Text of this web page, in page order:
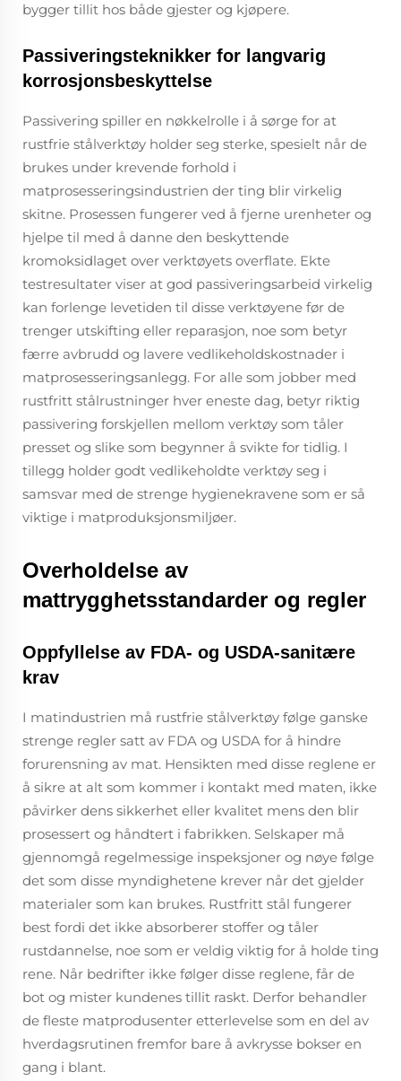
bygger tillit hos både gjester og kjøpere.
Passiveringsteknikker for langvarig
korrosjonsbeskyttelse
Passivering spiller en nøkkelrolle i å sørge for at
rustfrie stålverktøy holder seg sterke, spesielt når de
brukes under krevende forhold i
matprosesseringsindustrien der ting blir virkelig
skitne. Prosessen fungerer ved å fjerne urenheter og
hjelpe til med å danne den beskyttende
kromoksidlaget over verktøyets overflate. Ekte
testresultater viser at god passiveringsarbeid virkelig
kan forlenge levetiden til disse verktøyene før de
trenger utskifting eller reparasjon, noe som betyr
færre avbrudd og lavere vedlikeholdskostnader i
matprosesseringsanlegg. For alle som jobber med
rustfritt stålrustninger hver eneste dag, betyr riktig
passivering forskjellen mellom verktøy som tåler
presset og slike som begynner å svikte for tidlig. I
tillegg holder godt vedlikeholdte verktøy seg i
samsvar med de strenge hygienekravene som er så
viktige i matproduksjonsmiljøer.
Overholdelse av
mattrygghetsstandarder og regler
Oppfyllelse av FDA- og USDA-sanitære
krav
I matindustrien må rustfrie stålverktøy følge ganske
strenge regler satt av FDA og USDA for å hindre
forurensning av mat. Hensikten med disse reglene er
å sikre at alt som kommer i kontakt med maten, ikke
påvirker dens sikkerhet eller kvalitet mens den blir
prosessert og håndtert i fabrikken. Selskaper må
gjennomgå regelmessige inspeksjoner og nøye følge
det som disse myndighetene krever når det gjelder
materialer som kan brukes. Rustfritt stål fungerer
best fordi det ikke absorberer stoffer og tåler
rustdannelse, noe som er veldig viktig for å holde ting
rene. Når bedrifter ikke følger disse reglene, får de
bot og mister kundenes tillit raskt. Derfor behandler
de fleste matprodusenter etterlevelse som en del av
hverdagsrutinen fremfor bare å avkrysse bokser en
gang i blant.